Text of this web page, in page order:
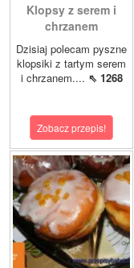
Klopsy z serem i
chrzanem
Dzisiaj polecam pyszne
klopsiki z tartym serem
i chrzanem.... ⇖ 1268
Zobacz przepis!